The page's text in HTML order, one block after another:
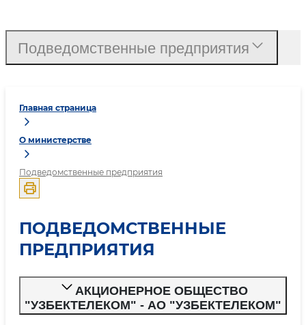
Главная страница
О министерстве
Подведомственные предприятия
ПОДВЕДОМСТВЕННЫЕ
ПРЕДПРИЯТИЯ
АКЦИОНЕРНОЕ ОБЩЕСТВО
"УЗБЕКТЕЛЕКОМ" - АО "УЗБЕКТЕЛЕКОМ"
Подведомственные предприятия